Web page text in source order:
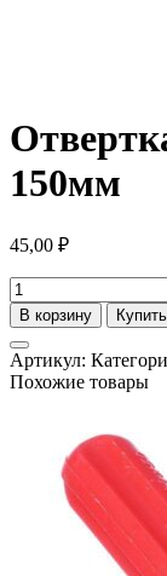
150мм
45,00 ₽
Количество
товара
Отвертка-
индикатор
TDM
150мм
В корзину
Артикул:
Похожие товары